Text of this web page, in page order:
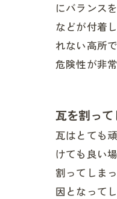
にバランス
などが付着
れない高所
危険性が非
瓦を割っ
瓦はとても
けても良い
割ってしま
因となって